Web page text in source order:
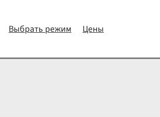
Выбрать режим Цены